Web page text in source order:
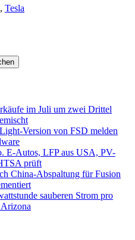
, Tesla
im Juli um zwei Drittel
Version von FSD melden
E-Autos, LFP aus USA, PV-
prüft
China-Abspaltung für Fusion
sauberen Strom pro